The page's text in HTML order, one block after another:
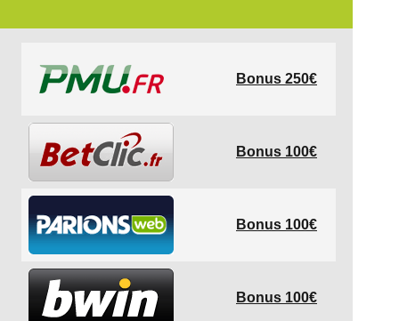
Bonus 250€
Bonus 100€
Bonus 100€
Bonus 100€